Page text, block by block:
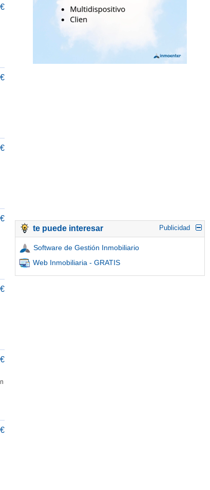
Publicidad
te puede interesar
Software de Gestión Inmobiliario
Web Inmobiliaria - GRATIS